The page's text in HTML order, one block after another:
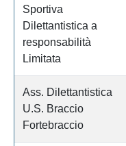
Sportiva
Dilettantistica a
responsabilità
Limitata
Ass. Dilettantistica
U.S. Braccio
Fortebraccio